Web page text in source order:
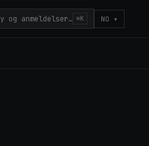
og anmeldelser… ⌘K NO ▾